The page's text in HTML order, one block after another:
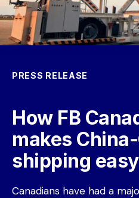
PRESS RELEASE
How FB
makes
shipping easy
Canadians have had a